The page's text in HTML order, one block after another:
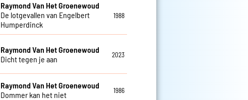
Raymond Van Het Groenewoud
De lotgevallen van Engelbert
Humperdinck
1988
Raymond Van Het Groenewoud
Dicht tegen je aan
2023
Raymond Van Het Groenewoud
Dommer kan het niet
1986